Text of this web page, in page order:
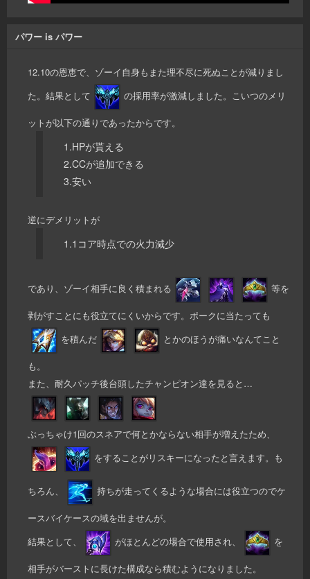
パワー is パワー
12.10の恩恵で、ゾーイ自身もまた理不尽に死ぬことが減りまし
た。結果として
の採用率が激減しました。こいつのメリ
ットが以下の通りであったからです。
1.HPが貰える
2.CCが追加できる
3.安い
逆にデメリットが
1.1コア時点での火力減少
であり、ゾーイ相手に良く積まれる 等を
剥がすことにも役立てにくいからです。ポークに当たっても
を積んだ
とかのほうが痛いなんてこと
も。
また、耐久パッチ後台頭したチャンピオン達を見ると…
ぶっちゃけ1回のスネアで何とかならない相手が増えたため、
をすることがリスキーになったと言えます。も
ちろん、 持ちが走ってくるような場合には役立つのでケ
ースバイケースの域を出ませんが。
結果として、
がほとんどの場合で使用され、 を
相手がバーストに長けた構成なら積むようになりました。